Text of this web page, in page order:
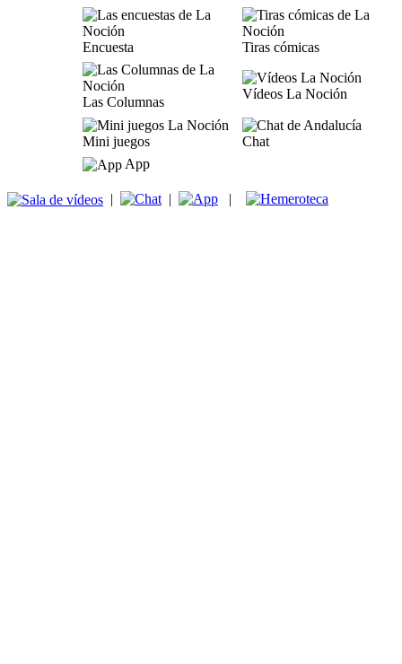
Encuesta Tiras cómicas
Las Columnas
Vídeos La Noción
Mini juegos
Chat
App
| | |